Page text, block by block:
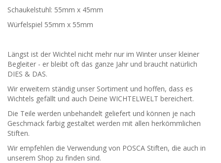
Schaukelstuhl: 55mm x 45mm
Würfelspiel 55mm x 55mm
Längst ist der Wichtel nicht mehr nur im Winter unser kleiner
Begleiter - er bleibt oft das ganze Jahr und braucht natürlich
DIES & DAS.
Wir erweitern ständig unser Sortiment und hoffen, dass es
Wichtels gefällt und auch Deine WICHTELWELT bereichert.
Die Teile werden unbehandelt geliefert und können je nach
Geschmack farbig gestaltet werden mit allen herkömmlichen
Stiften.
Wir empfehlen die Verwendung von POSCA Stiften, die auch in
unserem Shop zu finden sind.